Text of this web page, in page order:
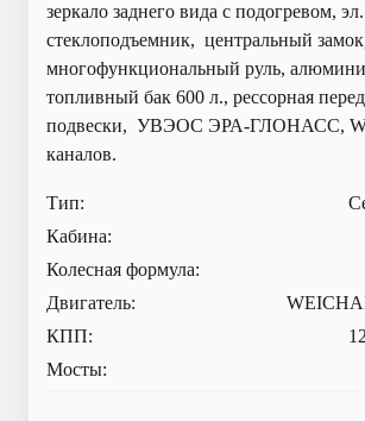
зеркало заднего вида с подогревом, эл.
стеклоподъемник, центральный
многофункциональный руль,
топливный бак 600 л., рессорная
подвески, УВЭОС ЭРА-ГЛОНАСС,
каналов.
Тип:
Кабина:
Колесная формула:
Двигатель:
КПП:
Мосты: